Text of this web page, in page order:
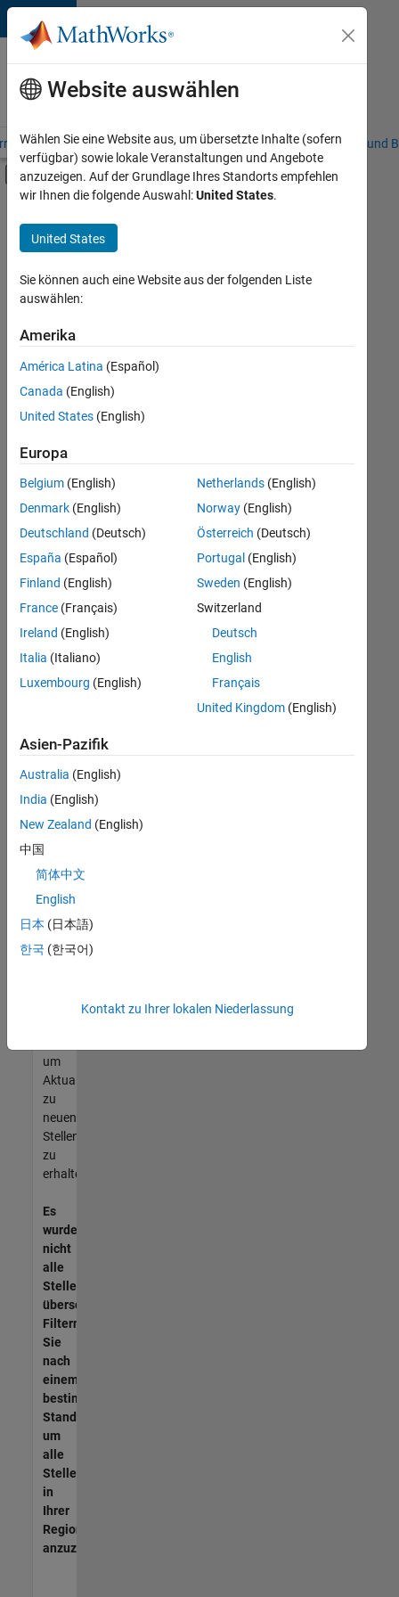
Weiter zum Inhalt
Karriere
bei
MathWorks
– Übersicht Stellensuche Niederlassungen Studierende und
Umschaltung für Off-Canvas-
Hauptinhalt
Information Technology
Commercial Sales
Inside Sales
Marketing Communications
Finance and Operations
+4
Derzeit
es
keine
offenen
Stellen,
Ihren
Suchkriterien
entsprechen.
können
die
Suchkriterien
weiter
fassen
oder
alle
Stellenangebote
anzeigen .
noch
keine
offenen
Stellen
können,
die
Ihren
entsprechen,
werden
unseres
um
Aktualisierungen
zu
neuen
Stellenangeboten
zu
erhalten.
Es
wurden
nicht
alle
Stellen
übersetzt.
Filtern
Sie
nach
einem
bestimmten
Standort,
um
alle
Stellenangebote
in
Ihrer
Region
anzuzeigen.
Website auswählen
Wählen Sie eine Website aus, um übersetzte Inhalte (sofern
verfügbar) sowie lokale Veranstaltungen und Angebote
anzuzeigen. Auf der Grundlage Ihres Standorts empfehlen
wir Ihnen die folgende Auswahl:United States.
United States
Sie können auch eine Website aus der folgenden Liste
auswählen:
Amerika
América Latina (Español)
Canada (English)
United States (English)
Europa
Belgium (English)
Denmark (English)
Deutschland (Deutsch)
España (Español)
Finland (English)
France (Français)
Ireland (English)
Italia (Italiano)
Luxembourg (English)
Netherlands(English)
Norway(English)
Österreich (Deutsch)
Portugal (English)
Sweden (English)
Switzerland
Deutsch
English
Français
United Kingdom(English)
Asien-Pazifik
Australia (English)
India (English)
New Zealand (English)
中国
简体中文
English
日本 (日本語)
한국 (한국어)
Kontakt zu Ihrer lokalen Niederlassung